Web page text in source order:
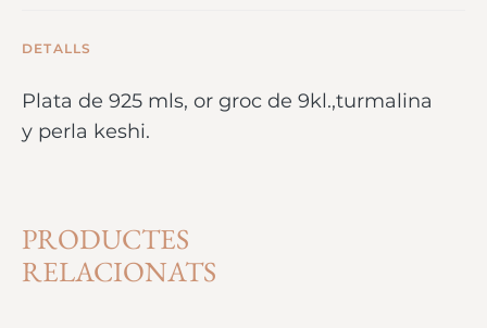
DETALLS
Plata de 925 mls, or groc de 9kl.,turmalina
y perla keshi.
PRODUCTES
RELACIONATS